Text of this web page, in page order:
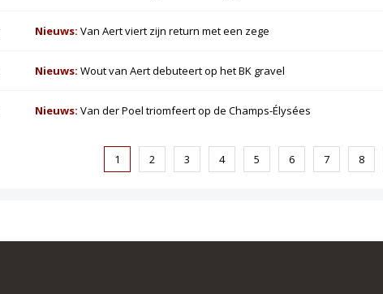
Nieuws:Van Aert viert zijn return met een zege
Nieuws:Wout van Aert debuteert op het BK gravel
Nieuws:Van der Poel triomfeert op de Champs-Élysées
1 2 3 4 5 6 7 8